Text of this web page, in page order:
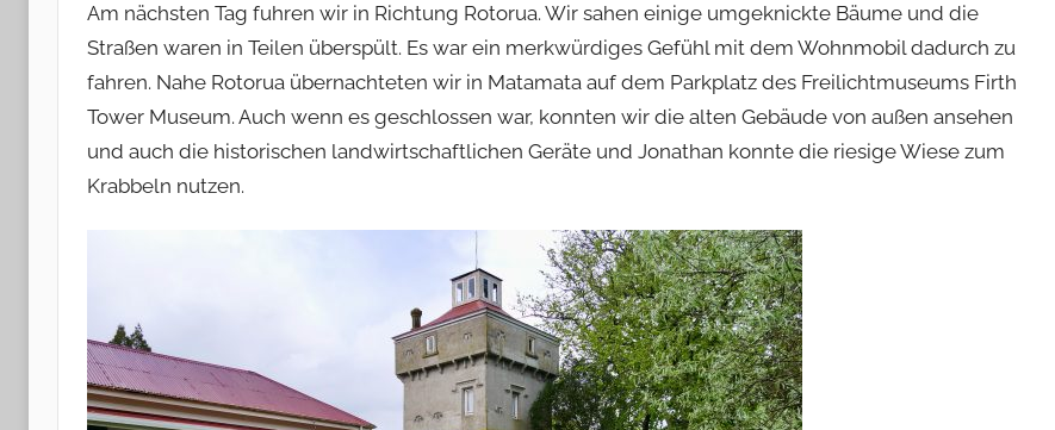
Am nächsten Tag fuhren wir in Richtung Rotorua. Wir sahen einige umgeknickte Bäume und die
Straßen waren in Teilen überspült. Es war ein merkwürdiges Gefühl mit dem Wohnmobil dadurch zu
fahren. Nahe Rotorua übernachteten wir in Matamata auf dem Parkplatz des Freilichtmuseums Firth
Tower Museum. Auch wenn es geschlossen war, konnten wir die alten Gebäude von außen ansehen
und auch die historischen landwirtschaftlichen Geräte und Jonathan konnte die riesige Wiese zum
Krabbeln nutzen.